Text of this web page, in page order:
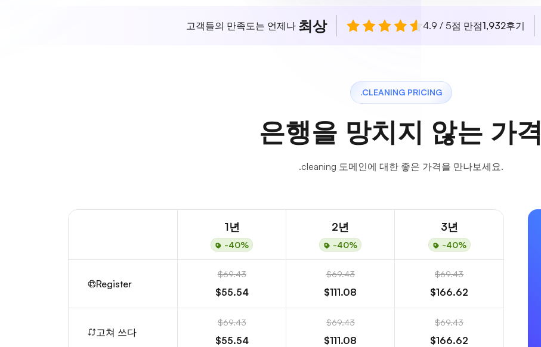
고객들의 만족도는 언제나 최상 4.9 / 5점 만점1,932후기
.CLEANING PRICING
은행을 망치지 않는 가격
.cleaning 도메인에 대한 좋은 가격을 만나보세요.
1년
-40%
2년
-40%
3년
-40%
Register
$69.43
$55.54
$69.43
$111.08
$69.43
$166.62
고쳐 쓰다
$69.43
$55.54
$69.43
$111.08
$69.43
$166.62